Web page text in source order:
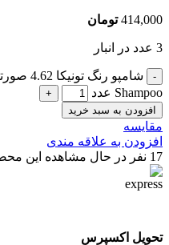
414,000 تومان
3 عدد در انبار
Shampoo عدد
افزودن به سبد خرید
مقایسه
افزودن به علاقه مندی
17 نفر در حال مشاهده این
تحویل اکسپرس